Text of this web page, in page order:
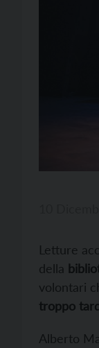
Letture
della
volontari
troppo
Alberto